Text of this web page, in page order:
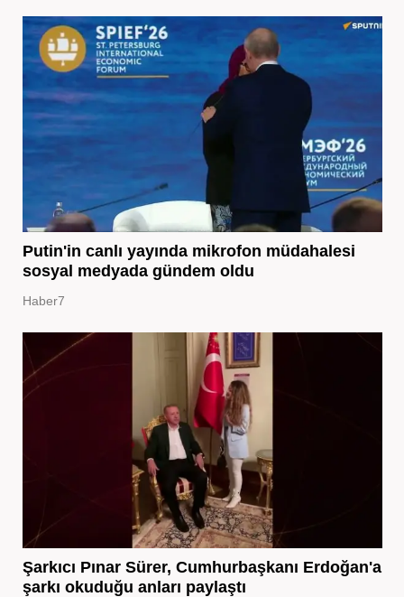
Putin'in canlı yayında mikrofon müdahalesi
sosyal medyada gündem oldu
Haber7
Şarkıcı Pınar Sürer, Cumhurbaşkanı Erdoğan'a
şarkı okuduğu anları paylaştı